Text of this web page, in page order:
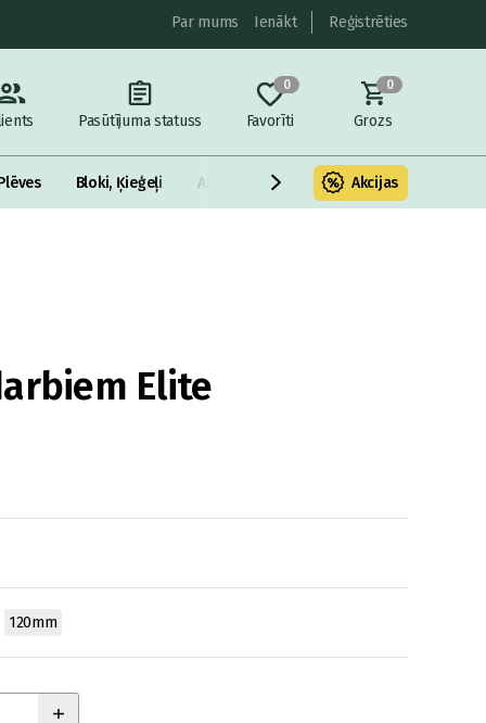
Par mums Ienākt Reģistrēties
Pasūtījuma statuss
0
Favorīti
0
Grozs
Bloki, Ķieģeļi Armatūra un metāls Fasādes
Akcijas
Elite
120mm